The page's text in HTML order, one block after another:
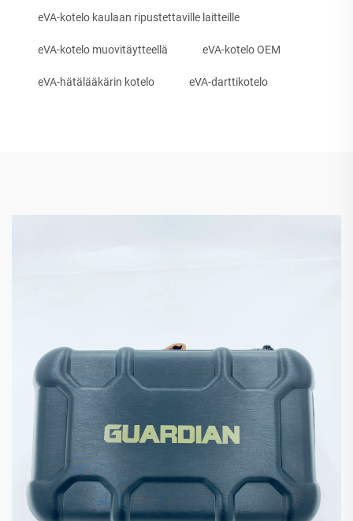
eVA-kotelo kaulaan ripustettaville laitteille
eVA-kotelo muovitäytteellä eVA-kotelo OEM
eVA-hätälääkärin kotelo eVA-darttikotelo